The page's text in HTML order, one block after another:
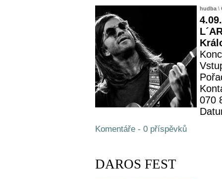
hudba \
070
Komentáře - 0 příspěvků
DAROS FEST